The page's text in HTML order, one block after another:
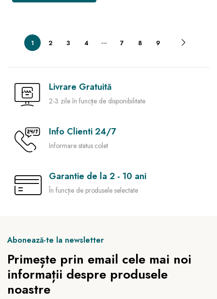
1 2 3 4 … 7 8 9
Livrare Gratuită
2-3 zile în funcție de disponibilitate
Info Clienti 24/7
Informare status colet
Garantie de la 2 - 10 ani
În funcție de produsele selectate
Abonează-te la newsletter
Primește prin email cele mai noi
informații despre produsele
noastre